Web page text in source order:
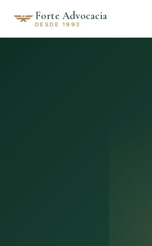
Forte Advocacia
DESDE 1993